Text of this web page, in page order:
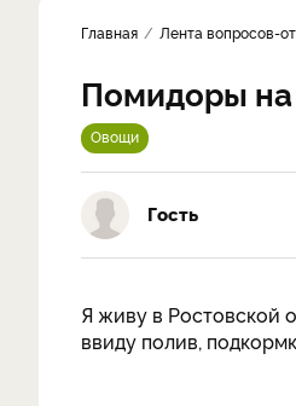
Главная Лента вопросов-
Помидоры на
Овощи
Гость
Я живу в Ростовской
ввиду полив,